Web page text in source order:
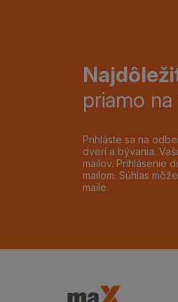
priamo
Prihláste sa na
dverí a bývania.
mailov. Prihlásenie
mailom. Súhlas
maile.